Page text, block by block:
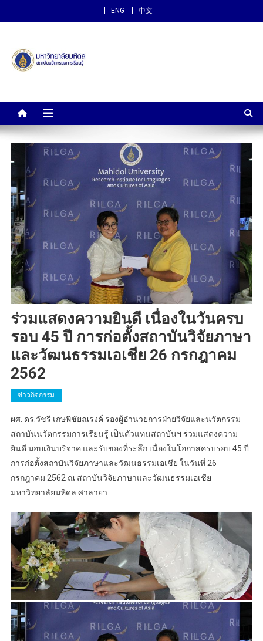
ENG 中文
สถาบันนวัตกรรมการเรียนรู้
ร่วมแสดงความยินดี เนื่องในวันครบ
รอบ 45 ปี การก่อตั้งสถาบันวิจัยภาษา
และวัฒนธรรมเอเชีย 26 กรกฎาคม
2562
ข่าวกิจกรรม
ผศ. ดร.วัชรี เกษพิชัยณรงค์ รองผู้อำนวยการฝ่ายวิจัยและนวัตกรรม
สถาบันนวัตกรรมการเรียนรู้ เป็นตัวแทนสถาบันฯ ร่วมแสดงความ
ยินดี มอบเงินบริจาค และรับของที่ระลึก เนื่องในโอกาสครบรอบ 45 ปี
การก่อตั้งสถาบันวิจัยภาษาและวัฒนธรรมเอเชีย ในวันที่ 26
กรกฎาคม 2562 ณ สถาบันวิจัยภาษาและวัฒนธรรมเอเชีย
มหาวิทยาลัยมหิดล ศาลายา